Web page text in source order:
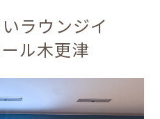
ラウンジイ
ル木更津